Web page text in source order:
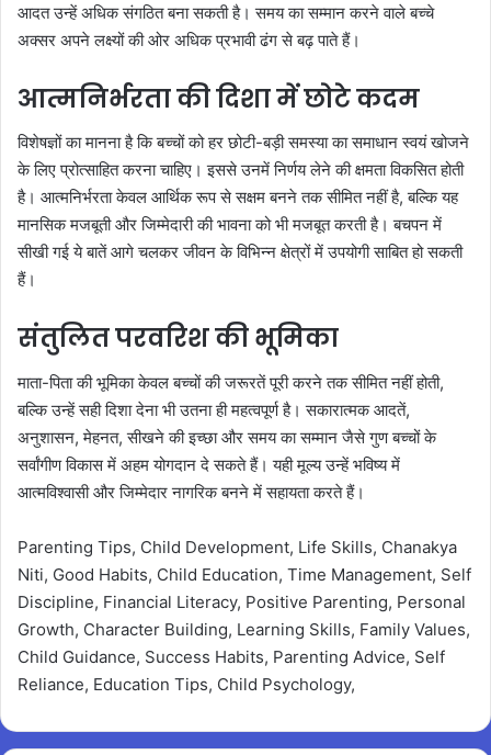
आदत उन्हें अधिक संगठित बना सकती है। समय का सम्मान करने वाले बच्चे
अक्सर अपने लक्ष्यों की ओर अधिक प्रभावी ढंग से बढ़ पाते हैं।
आत्मनिर्भरता की दिशा में छोटे कदम
विशेषज्ञों का मानना है कि बच्चों को हर छोटी-बड़ी समस्या का समाधान स्वयं खोजने
के लिए प्रोत्साहित करना चाहिए। इससे उनमें निर्णय लेने की क्षमता विकसित होती
है। आत्मनिर्भरता केवल आर्थिक रूप से सक्षम बनने तक सीमित नहीं है, बल्कि यह
मानसिक मजबूती और जिम्मेदारी की भावना को भी मजबूत करती है। बचपन में
सीखी गई ये बातें आगे चलकर जीवन के विभिन्न क्षेत्रों में उपयोगी साबित हो सकती
हैं।
संतुलित परवरिश की भूमिका
माता-पिता की भूमिका केवल बच्चों की जरूरतें पूरी करने तक सीमित नहीं होती,
बल्कि उन्हें सही दिशा देना भी उतना ही महत्वपूर्ण है। सकारात्मक आदतें,
अनुशासन, मेहनत, सीखने की इच्छा और समय का सम्मान जैसे गुण बच्चों के
सर्वांगीण विकास में अहम योगदान दे सकते हैं। यही मूल्य उन्हें भविष्य में
आत्मविश्वासी और जिम्मेदार नागरिक बनने में सहायता करते हैं।
Parenting Tips, Child Development, Life Skills, Chanakya
Niti, Good Habits, Child Education, Time Management, Self
Discipline, Financial Literacy, Positive Parenting, Personal
Growth, Character Building, Learning Skills, Family Values,
Child Guidance, Success Habits, Parenting Advice, Self
Reliance, Education Tips, Child Psychology,